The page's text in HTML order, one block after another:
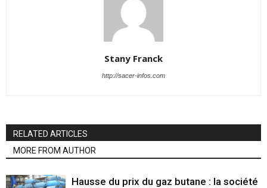
Stany Franck
http://sacer-infos.com
RELATED ARTICLES
MORE FROM AUTHOR
Hausse du prix du gaz butane : la société